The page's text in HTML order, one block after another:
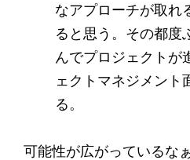
なアプローチが取れ
ると思う。その都度
んでプロジェクトが
ェクトマネジメント
る。
可能性が広がっているな